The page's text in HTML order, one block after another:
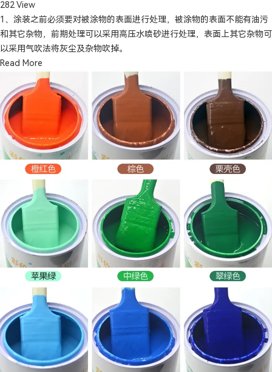
282 View
1、涂装之前必须要对被涂物的表面进行处理，被涂物的表面不能有油污
和其它杂物，前期处理可以采用高压水喷砂进行处理，表面上其它杂物可
以采用气吹法将灰尘及杂物吹掉。
Read More